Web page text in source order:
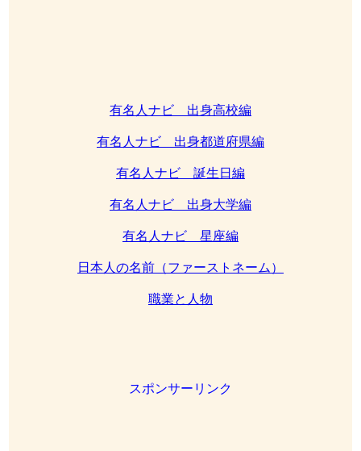
有名人ナビ 出身高校編
有名人ナビ 出身都道府県編
有名人ナビ 誕生日編
有名人ナビ 出身大学編
有名人ナビ 星座編
日本人の名前（ファーストネーム）
職業と人物
スポンサーリンク